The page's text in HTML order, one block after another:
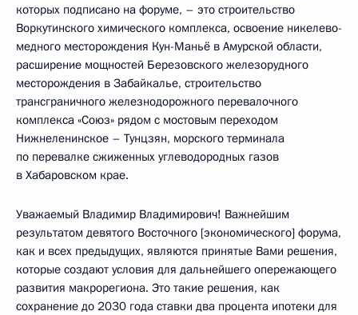
которых подписано на форуме, – это строительство
Воркутинского химического комплекса, освоение никелево-
медного месторождения Кун-Маньё в Амурской области,
расширение мощностей Березовского железорудного
месторождения в Забайкалье, строительство
трансграничного железнодорожного перевалочного
комплекса «Союз» рядом с мостовым переходом
Нижнеленинское – Тунцзян, морского терминала
по перевалке сжиженных углеводородных газов
в Хабаровском крае.
Уважаемый Владимир Владимирович! Важнейшим
результатом девятого Восточного [экономического] форума,
как и всех предыдущих, являются принятые Вами решения,
которые создают условия для дальнейшего опережающего
развития макрорегиона. Это такие решения, как
сохранение до 2030 года ставки два процента ипотеки для